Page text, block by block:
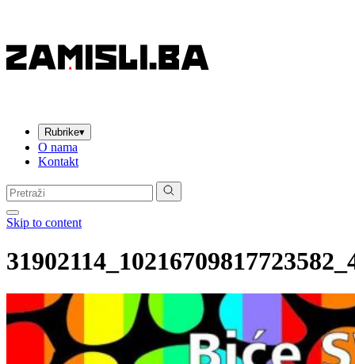
Rubrike▾
O nama
Kontakt
Pretraga:
Skip to content